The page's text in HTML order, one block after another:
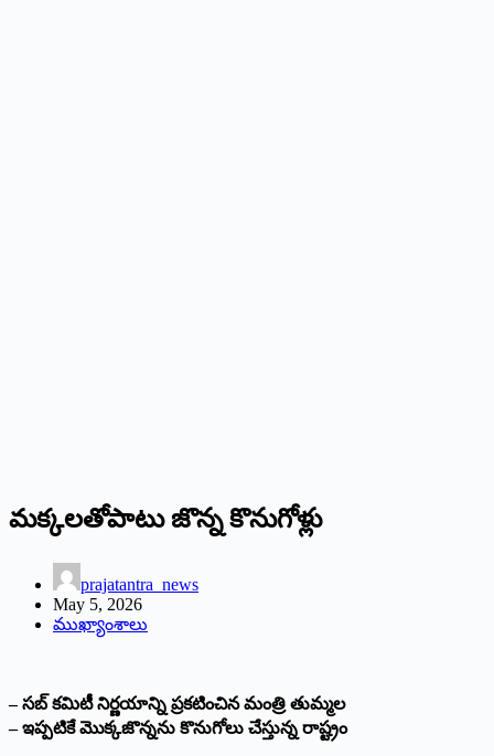
మక్కలతోపాటు జొన్న కొనుగోళ్లు
prajatantra_news
May 5, 2026
ముఖ్యాంశాలు
– సబ్ కమిటీ నిర్ణయాన్ని ప్రకటించిన మంత్రి తుమ్మల
– ఇప్పటికే మొక్కజొన్నను కొనుగోలు చేస్తున్న రాష్ట్రం